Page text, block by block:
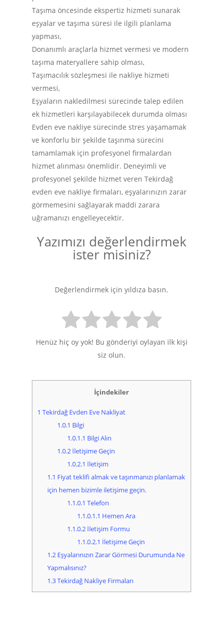
Taşıma öncesinde ekspertiz hizmeti sunarak
eşyalar ve taşıma süresi ile ilgili planlama
yapması,
Donanımlı araçlarla hizmet vermesi ve modern
taşıma materyallere sahip olması,
Taşımacılık sözleşmesi ile nakliye hizmeti
vermesi,
Eşyaların nakledilmesi sürecinde talep edilen
ek hizmetleri karşılayabilecek durumda olması
Evden eve nakliye sürecinde stres yaşamamak
ve konforlu bir şekilde taşınma sürecini
tamamlamak için profesyonel firmalardan
hizmet alınması önemlidir. Deneyimli ve
profesyonel şekilde hizmet veren Tekirdağ
evden eve nakliye firmaları, eşyalarınızın zarar
görmemesini sağlayarak maddi zarara
uğramanızı engelleyecektir.
Yazımızı değerlendirmek
ister misiniz?
Değerlendirmek için yıldıza basın.
Henüz hiç oy yok! Bu gönderiyi oylayan ilk kişi
siz olun.
İçindekiler
1 Tekirdağ Evden Eve Nakliyat
1.0.1 Bilgi
1.0.1.1 Bilgi Alın
1.0.2İletişime Geçin
1.0.2.1 İletişim
1.1 Fiyat teklifi almak ve taşınmanızı planlamak
için hemen bizimle iletişime geçin.
1.1.0.1 Telefon
1.1.0.1.1 Hemen Ara
1.1.0.2İletişim Formu
1.1.0.2.1 İletişime Geçin
1.2Eşyalarınızın Zarar Görmesi Durumunda Ne
Yapmalısınız?
1.3Tekirdağ Nakliye Firmaları
Şehirlerarası Nakliyat
Altayçeşme mh begonya sk
/A Maltepe İSTANBUL
egesoy@egesoy.com.tr
444 6 371
0532 644 63 71